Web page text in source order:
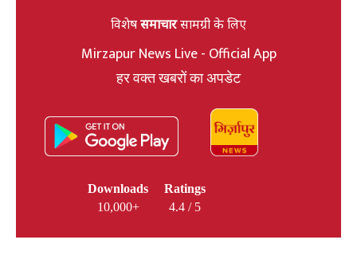
विशेषसमाचारसामग्री के लिए
Mirzapur News Live - Official App
हर वक्त खबरों का अपडेट
Downloads
10,000+
Ratings
4.4 / 5